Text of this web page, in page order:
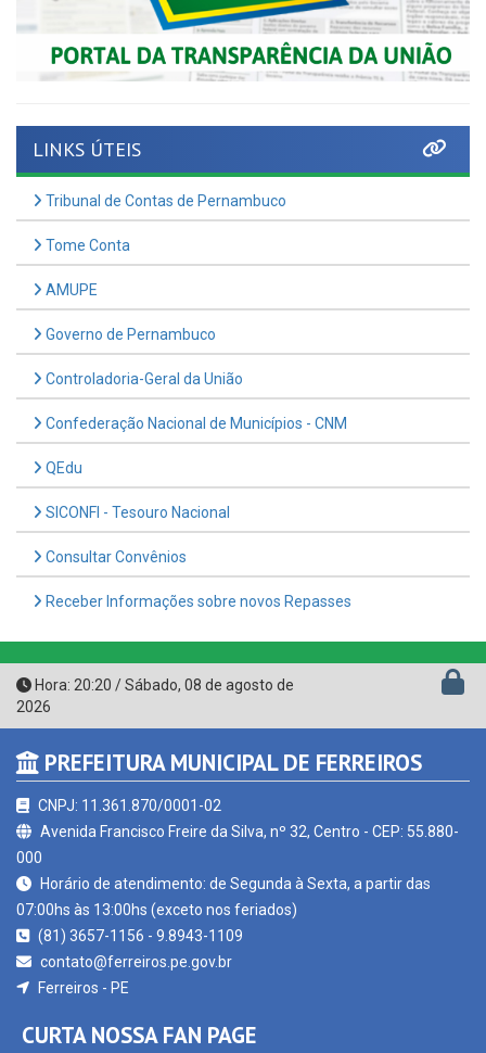
Tribunal de Contas de Pernambuco
Tome Conta
AMUPE
Governo de Pernambuco
Controladoria-Geral da União
Confederação Nacional de Municípios - CNM
QEdu
SICONFI - Tesouro Nacional
Consultar Convênios
Receber Informações sobre novos Repasses
Hora:20:20/Sábado,08 de agosto de
2026
PREFEITURA MUNICIPAL DE FERREIROS
CNPJ: 11.361.870/0001-02
000
Horário de atendimento: de Segunda à Sexta, a partir das
contato@ferreiros.pe.gov.br
Ferreiros - PE
CURTA NOSSA FAN PAGE